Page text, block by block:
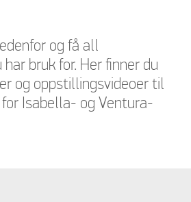
og få all
bruk for. Her finner du
og oppstillingsvideoer til
Isabella- og Ventura-